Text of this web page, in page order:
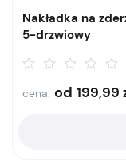
Nakładka na
5-drzwiowy
cena: od 199,99